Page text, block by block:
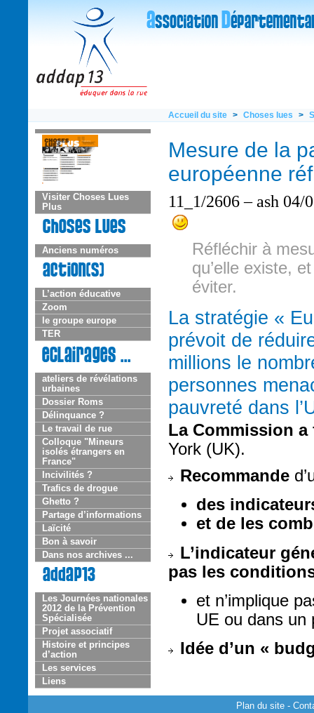
Accueil du site > Choses lues >
Visiter Choses Lues
Plus
Anciens numéros
L’action éducative
Zoom
le groupe europe
TER
ateliers de révélations
urbaines
Dossier Roms
Délinquance ?
Le travail de rue
Colloque "Mineurs
isolés étrangers en
France"
Incivilités ?
Trafics de drogue
Ghetto ?
Partage d’informations
Laïcité
Bon à savoir
Dans nos archives ...
Les Journées nationales
2012 de la Prévention
Spécialisée
Projet associatif
Histoire et principes
d’action
Les services
Liens
Mesure de la
européenne
11_1/2606 – ash 04/
Réfléchir à
qu’elle existe,
éviter.
La stratégie «
prévoit de
millions le
personnes
pauvreté dans
La Commission
York (UK).
Recommande
des
et de les
L’indicateur
pas les
et n’implique
UE ou dans un
Idée d’un «
Plan du site -